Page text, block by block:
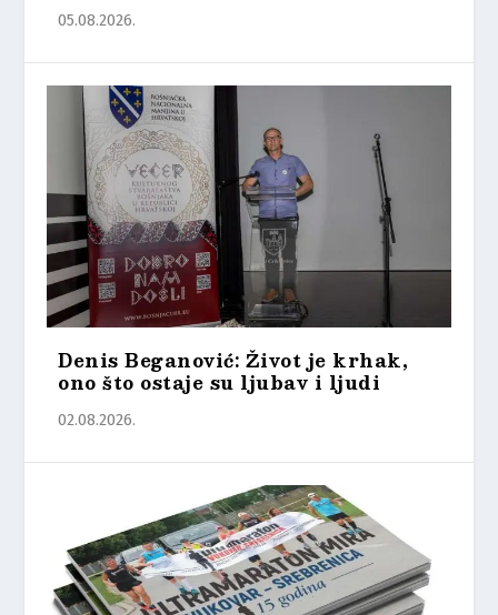
05.08.2026.
Denis Beganović: Život je krhak,
ono što ostaje su ljubav i ljudi
02.08.2026.